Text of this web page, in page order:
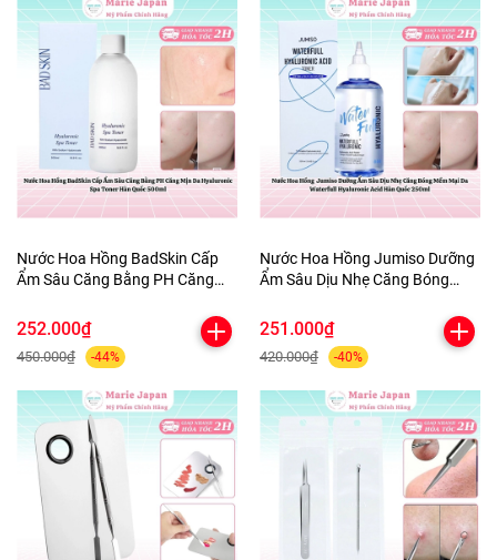
Nước Hoa Hồng BadSkin Cấp
Ẩm Sâu Căng Bằng PH Căng
Hàn Quốc 500ml
252.000₫
450.000₫ -44%
Nước Hoa Hồng Jumiso Dưỡng
Ẩm Sâu Dịu Nhẹ Căng Bóng
Hyaluronic Acid Hàn Quốc
251.000₫
420.000₫ -40%